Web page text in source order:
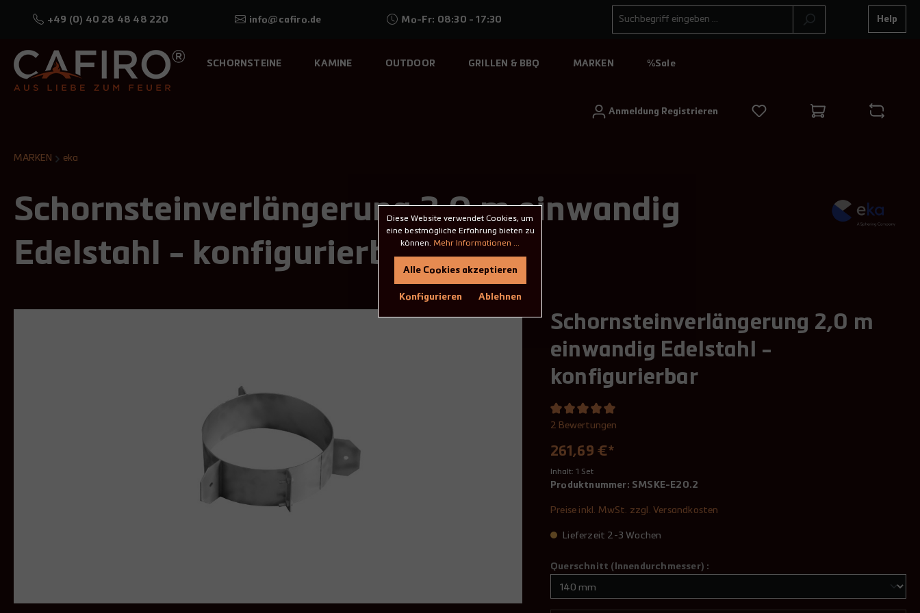
+49 (0) 40 28 48 48 220 info@cafiro.de Mo-Fr: 08:30 - 17:30 Help
SCHORNSTEINE KAMINE OUTDOOR GRILLEN & BBQ MARKEN %Sale
Anmeldung Registrieren
MARKEN eka
Schornsteinverlängerung 2,0 m einwandig
Edelstahl - konfigurierbar
Schornsteinverlängerung 2,0 m
einwandig Edelstahl -
konfigurierbar
2 Bewertungen
261,69 €*
Inhalt: 1 Set
Produktnummer: SMSKE-E20.2
Preise inkl. MwSt. zzgl. Versandkosten
Lieferzeit 2-3 Wochen
Querschnitt (Innendurchmesser) :
Diese Website verwendet Cookies, um
eine bestmögliche Erfahrung bieten zu
können. Mehr Informationen ...
Ablehnen
Konfigurieren
Alle Cookies akzeptieren